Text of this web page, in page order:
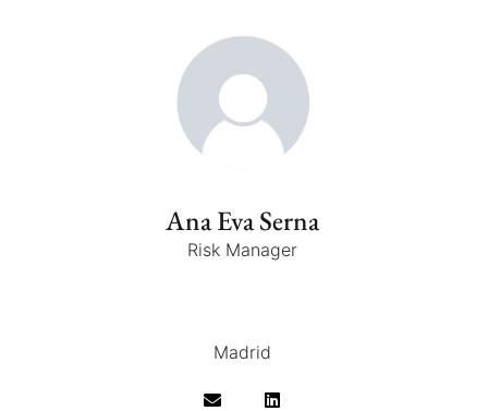
Ana Eva Serna
Risk Manager
Madrid